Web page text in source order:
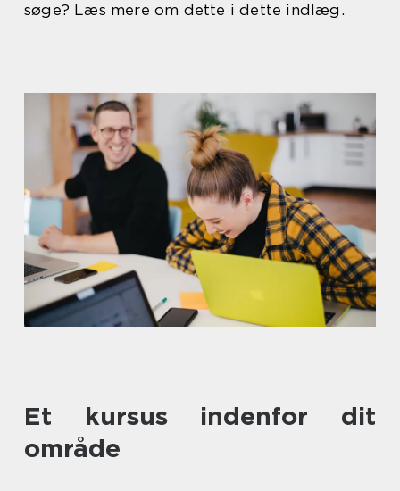
søge? Læs mere om dette i dette indlæg.
Et kursus indenfor dit
område